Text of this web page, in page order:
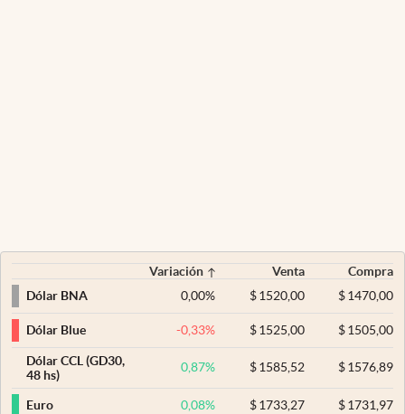
Variación Venta
Compra
Dólar BNA
0,00% $ 1520,00 $1470,00
Dólar Blue -0,33% $ 1525,00 $1505,00
Dólar CCL (GD30,
48 hs)
0,87% $ 1585,52 $1576,89
Euro 0,08% $ 1733,27 $1731,97